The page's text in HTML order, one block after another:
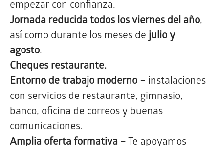
empezar con confianza.
Jornada reducida todos los viernes del año,
así como durante los meses de julio y
agosto.
Cheques restaurante.
Entorno de trabajo moderno – instalaciones
con servicios de restaurante, gimnasio,
banco, oficina de correos y buenas
comunicaciones.
Amplia oferta formativa – Te apoyamos